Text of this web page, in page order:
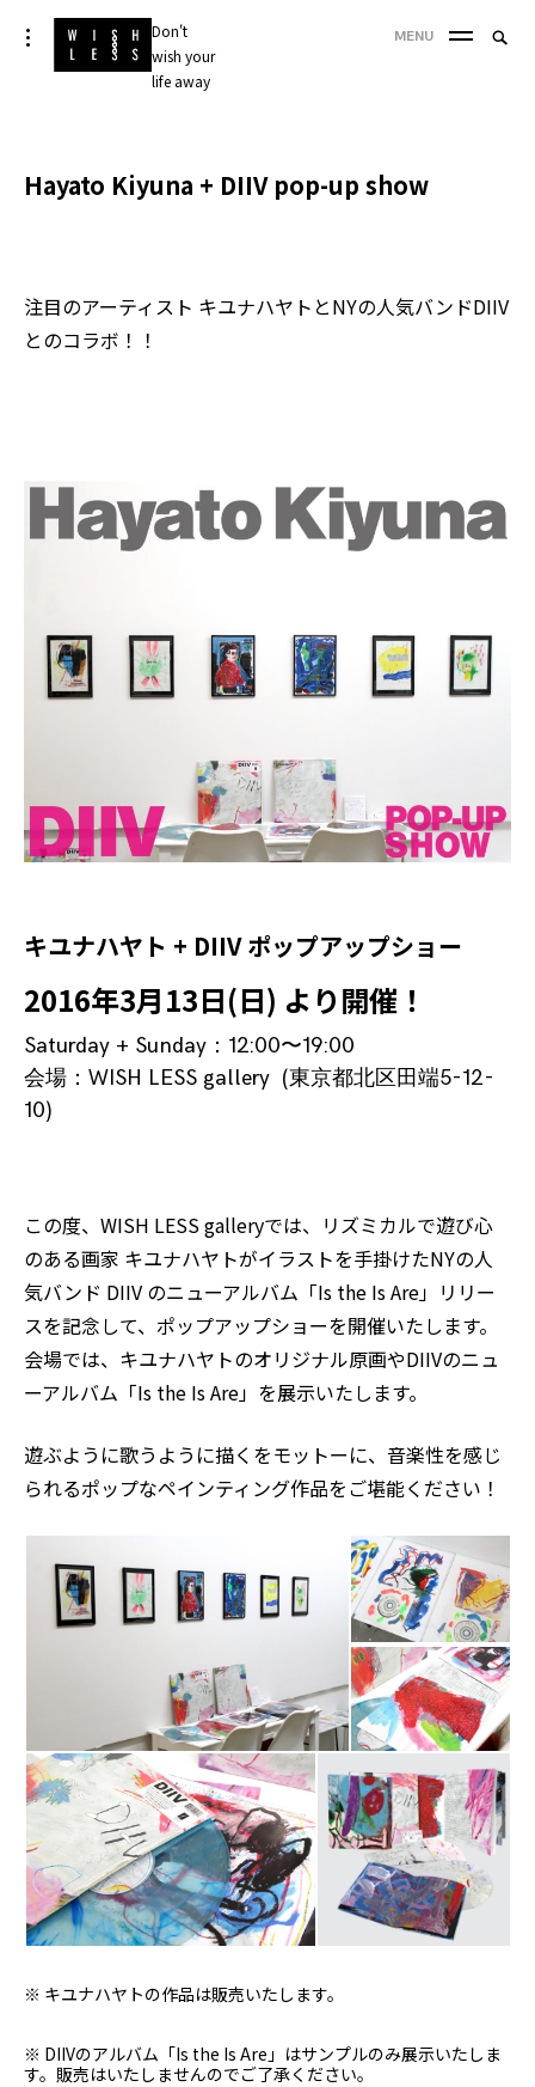
Skip
to
Don't
wish your
life away
toggle
open/close
sidebar
MENU
Hayato Kiyuna + DIIV pop-up show
注目のアーティスト キユナハヤトとNYの人気バンドDIIV
とのコラボ！！
キユナハヤト + DIIV ポップアップショー
2016年3月13日(日) より開催！
Saturday + Sunday：12:00〜19:00
会場：WISH LESS gallery (東京都北区田端5-12-
10)
この度、WISH LESS galleryでは、リズミカルで遊び心
のある画家 キユナハヤトがイラストを手掛けたNYの人
気バンド DIIV のニューアルバム「Is the Is Are」リリー
スを記念して、ポップアップショーを開催いたします。
会場では、キユナハヤトのオリジナル原画やDIIVのニュ
ーアルバム「Is the Is Are」を展示いたします。
遊ぶように歌うように描くをモットーに、音楽性を感じ
られるポップなペインティング作品をご堪能ください！
※ キユナハヤトの作品は販売いたします。
※ DIIVのアルバム「Is the Is Are」はサンプルのみ展示いたしま
す。販売はいたしませんのでご了承ください。